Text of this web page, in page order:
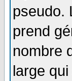
pseudo.
prend
nombre
large